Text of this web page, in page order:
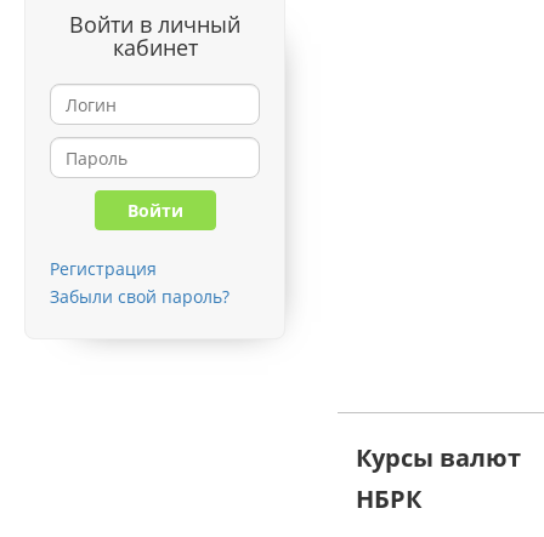
Войти в личный
кабинет
Регистрация
Забыли свой пароль?
Курсы валют
НБРК